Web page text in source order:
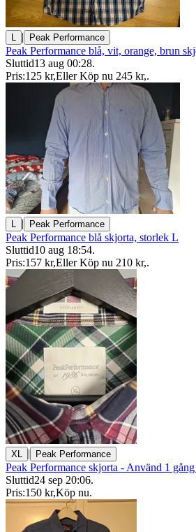
L | Peak Performance
Peak Performance blå, vit, orange, brun
Sluttid13 aug 00:28.
Pris:125 kr,Eller Köp nu 245 kr,.
L | Peak Performance
Peak Performance blå skjorta, storlek L
Sluttid10 aug 18:54.
Pris:157 kr,Eller Köp nu 210 kr,.
XL | Peak Performance
Peak Performance skjorta - Använd 1
Sluttid24 sep 20:06.
Pris:150 kr,Köp nu.